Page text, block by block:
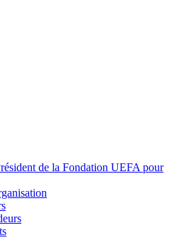
de la Fondation UEFA pour